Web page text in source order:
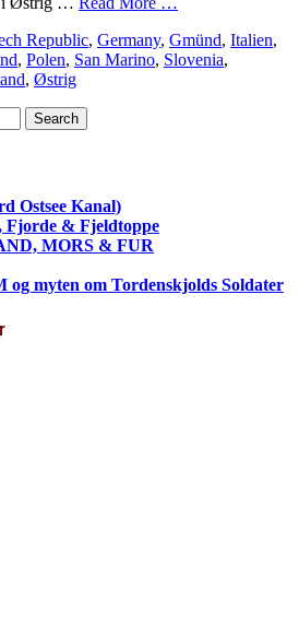
Republic, Germany, Gmünd, Italien,
, Polen, San Marino, Slovenia,
, Østrig
Ostsee Kanal)
Fjorde & Fjeldtoppe
MORS & FUR
myten om Tordenskjolds Soldater